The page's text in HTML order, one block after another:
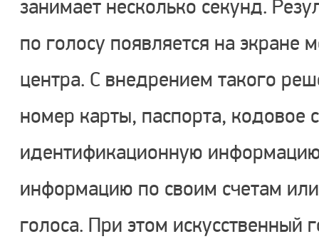
занимает несколько секунд.
по голосу появляется на экране
центра. С внедрением такого
номер карты, паспорта, кодовое
идентификационную
информацию по своим счетам
голоса. При этом искусственный